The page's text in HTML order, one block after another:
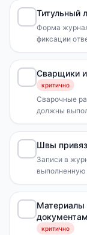
Титульный
Форма
фиксации
Сварщики
критично
Сварочные
должны
Швы
Записи в
выполненную
фактическим
Материалы
критично